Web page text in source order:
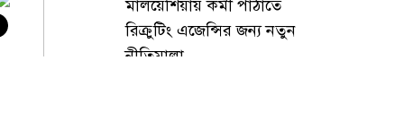
মালয়েশিয়ায় কর্মী পাঠাতে
রিক্রুটিং এজেন্সির জন্য নতুন
নীতিমালা